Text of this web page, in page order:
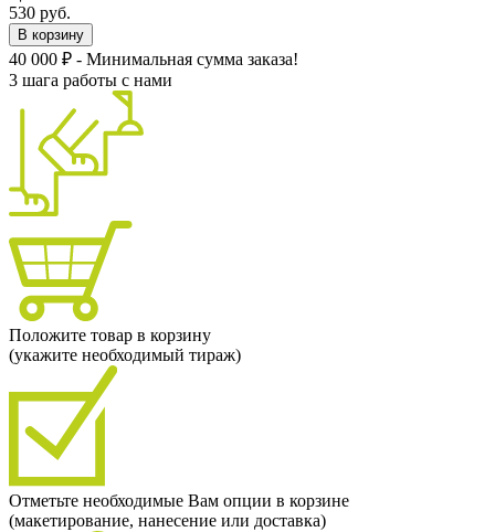
530 руб.
В корзину
40 000 ₽ - Минимальная сумма заказа!
3 шага работы с нами
Положите товар в корзину
(укажите необходимый тираж)
Отметьте необходимые Вам опции в корзине
(макетирование, нанесение или доставка)